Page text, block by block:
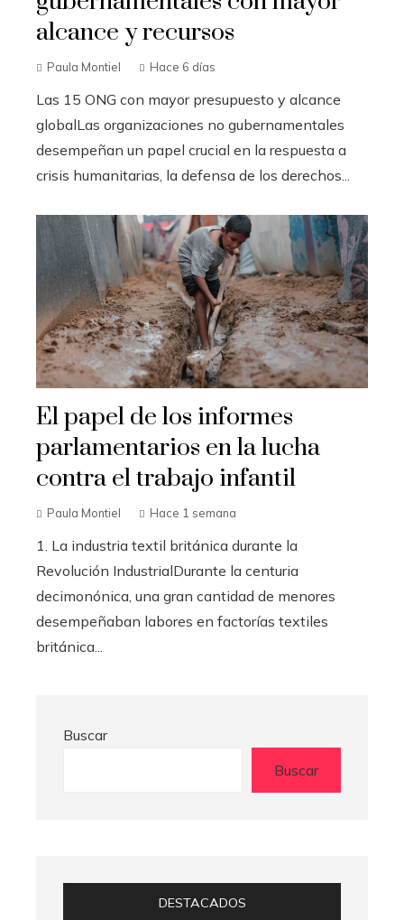
alcance y recursos
Paula Montiel Hace 6 días
Las 15 ONG con mayor presupuesto y alcance
globalLas organizaciones no gubernamentales
desempeñan un papel crucial en la respuesta a
crisis humanitarias, la defensa de los derechos...
El papel de los informes
parlamentarios en la lucha
contra el trabajo infantil
Paula Montiel Hace 1 semana
1. La industria textil británica durante la
Revolución IndustrialDurante la centuria
decimonónica, una gran cantidad de menores
desempeñaban labores en factorías textiles
británica...
Buscar
Buscar
DESTACADOS